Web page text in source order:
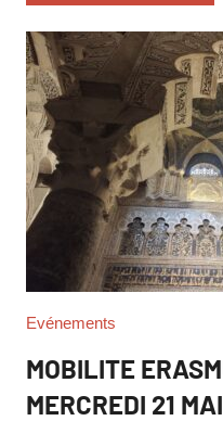
Evénements
MOBILITE
MERCREDI 21